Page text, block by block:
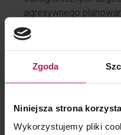
Zgoda
Niniejsza strona
Wykorzystujemy pliki
agresywnego
Co te
podatników?
w zakresie
wynikających z